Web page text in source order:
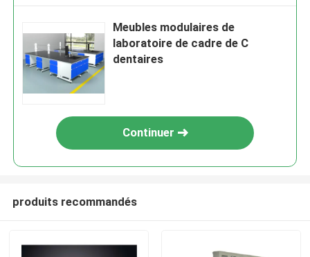
Meubles modulaires de
laboratoire de cadre de C
dentaires
Continuer
produits recommandés